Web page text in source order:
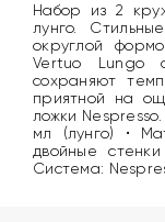
Набор из 2
лунго.
округлой
Vertuo Lungo
сохраняют
приятной на
ложки
мл (лунго) •
двойные
Система: